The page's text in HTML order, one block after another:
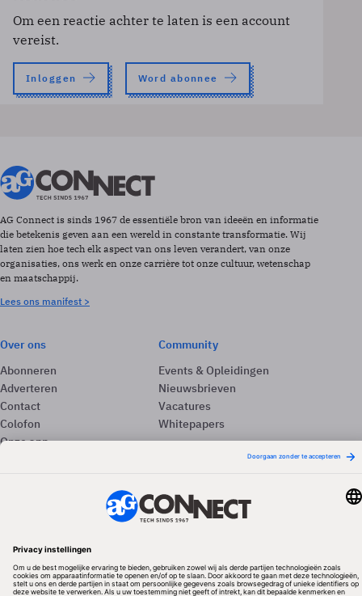
Om een reactie achter te laten is een account
vereist.
Inloggen Word abonnee
AG Connect is sinds 1967 de essentiële bron van ideeën en informatie
die betekenis geven aan een wereld in constante transformatie. Wij
laten zien hoe tech elk aspect van ons leven verandert, van onze
organisaties, ons werk en onze carrière tot onze cultuur, wetenschap
en maatschappij.
Lees ons manifest >
Over ons
Abonneren
Adverteren
Contact
Colofon
Onze app
Community
Events & Opleidingen
Nieuwsbrieven
Vacatures
Whitepapers
Redactionele partner